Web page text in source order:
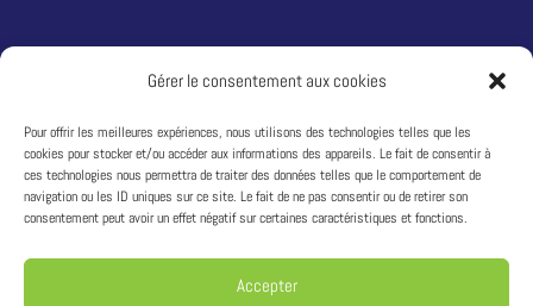
Gérer le consentement aux cookies
Pour offrir les meilleures expériences, nous utilisons des technologies telles que les
cookies pour stocker et/ou accéder aux informations des appareils. Le fait de consentir à
ces technologies nous permettra de traiter des données telles que le comportement de
navigation ou les ID uniques sur ce site. Le fait de ne pas consentir ou de retirer son
consentement peut avoir un effet négatif sur certaines caractéristiques et fonctions.
Accepter
LA SOCIÉTÉ
Qui sommes nous ?
Adresse :1242 route du Puy d’Or 69760 LIMONEST – France
T:
+33 4 81 68 04 04
Siret : 49311333600033